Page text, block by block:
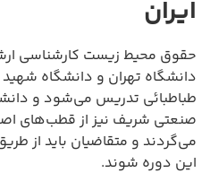
ایران
حقوق محیط زیست کارشناسی
دانشگاه تهران و دانشگاه
طباطبائی تدریس می‌شود و
صنعتی شریف نیز از قطب‌های
می‌گردند و متقاضیان باید از
این دوره شوند.